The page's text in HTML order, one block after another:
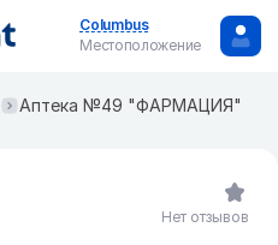
Columbus
Местоположение
Аптека №49 "ФАРМАЦИЯ"
Нет отзывов